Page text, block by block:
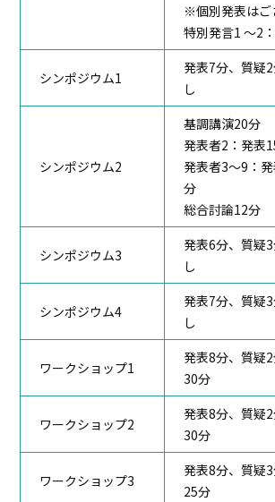
※個別発表はご
特別発言1 ～2
シンポジウム1
発表7分、質疑
し
シンポジウム2
基調講演20分
発表者2：発表
発表者3～9：
分
総合討論12分
シンポジウム3
発表6分、質疑
し
シンポジウム4
発表7分、質疑
し
ワークショップ1
発表8分、質疑
30分
ワークショップ2
発表8分、質疑
30分
ワークショップ3
発表8分、質疑
25分